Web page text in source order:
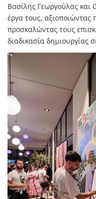
Βασίλης Γεωργούλας
έργα τους, αξιοποιώντας
προσκαλώντας τους
διαδικασία δημιουργίας